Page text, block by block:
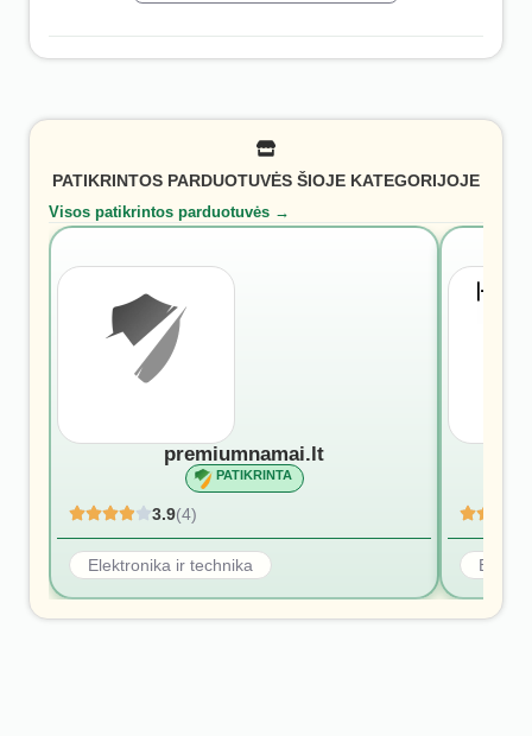
PATIKRINTOS PARDUOTUVĖS ŠIOJE KATEGORIJOJE
Visos patikrintos parduotuvės →
premiumnamai.lt
PATIKRINTA
3.9(4)
Elektronika ir technika